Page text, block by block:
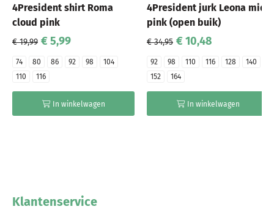
4President shirt Roma
cloud pink
€ 19,99 € 5,99
74 80 86 92 98
104
110
116
In winkelwagen
4President jurk Leona mid
pink (open buik)
€ 34,95 € 10,48
92 98 110 116 128
140
152
164
In winkelwagen
Klantenservice